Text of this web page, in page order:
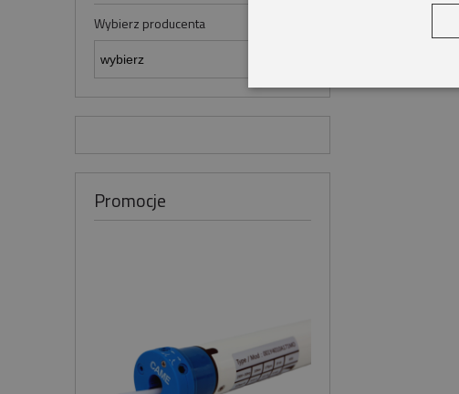
Wybierz producenta
Promocje